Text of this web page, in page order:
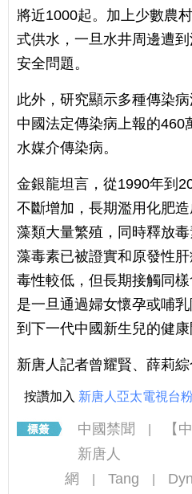
將近1000起。加上少數農
式供水，一旦水井周邊遭
安全問題。
此外，研究顯示多種傳染
中國法定傳染病上報的460
水媒介傳染病。
金銀龍坦言，從1990年到
不斷增加，長期濫用化肥
藻類大量繁殖，同時釋放
藻毒素已被證實和原發性
毒性較低，但長期接觸同
是一旦通過婦女懷孕或哺
到下一代中國新生兒的健康
新唐人記者曾耀賢、薛莉
按讚加入 新唐人亞太電視台
中國禁聞 【
新唐人
網
Tang